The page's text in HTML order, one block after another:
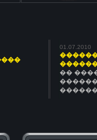
01.07.2010
��